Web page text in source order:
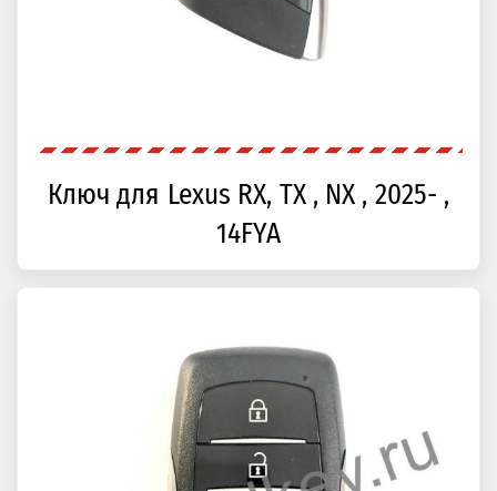
Ключ для Lexus RX, TX , NX , 2025- ,
14FYA